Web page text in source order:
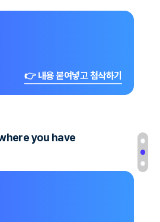
👉 내용 붙여넣고 첨삭하기
you have